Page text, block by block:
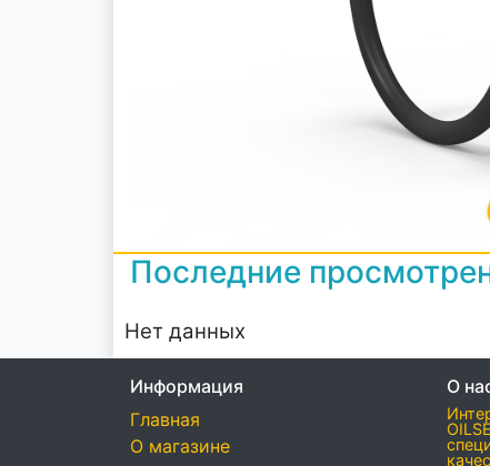
Последние
Нет данных
Информация
Главная
О магазине
О